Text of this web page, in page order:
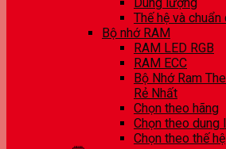
Thế hệ và chuẩn
Bộ nhớ RAM
RAM LED RGB
RAM ECC
Bộ Nhớ Ram
Rẻ Nhất
Chọn theo hãng
Chọn theo dung
Chọn theo thế hệ